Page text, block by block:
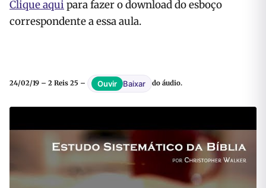
Clique aqui para fazer o download do esboço
correspondente a essa aula.
24/02/19 – 2 Reis 25 – Ouvir Baixar do áudio.